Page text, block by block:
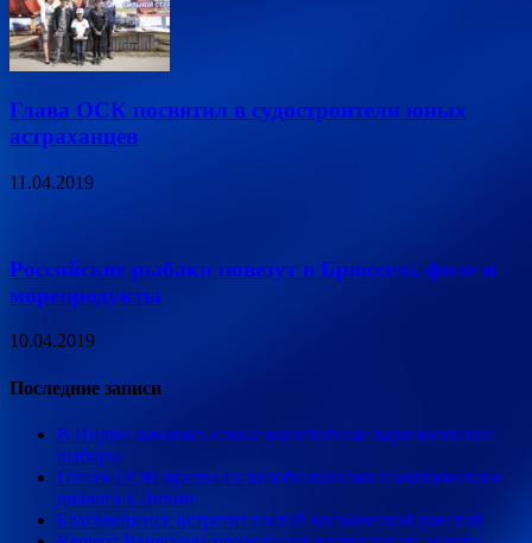
Глава ОСК посвятил в судостроители юных
астраханцев
11.04.2019
Российские рыбаки повезут в Брюссель филе и
морепродукты
10.04.2019
Последние записи
В Индии начались самые масштабные парламентские
выборы
Генсек ООН призвал к возобновлению политического
диалога в Ливии
Благовещенск встретит гостей космической ракетой